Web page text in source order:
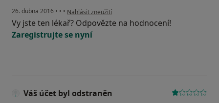
26. dubna 2016 • • • podle názoru uživatele Váš účet byl odstraněn
Nahlásit zneužití
Vy jste ten lékař? Odpovězte na hodnocení!
Zaregistrujte se nyní
Váš účet byl odstraněn